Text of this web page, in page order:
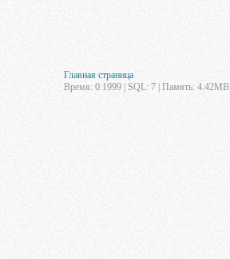
Главная страница
Время: 0.1999 | SQL: 7 | Память: 4.42MB